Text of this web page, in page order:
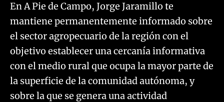
En A Pie de Campo, Jorge Jaramillo te
mantiene permanentemente informado sobre
el sector agropecuario de la región con el
objetivo establecer una cercanía informativa
con el medio rural que ocupa la mayor parte de
la superficie de la comunidad autónoma, y
sobre la que se genera una actividad